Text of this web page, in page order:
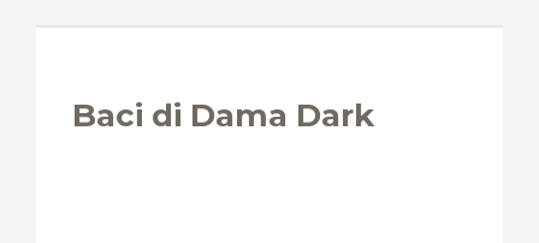
Baci di Dama Dark